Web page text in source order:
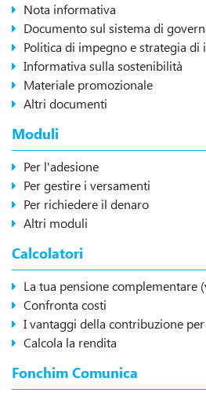
Nota informativa
Documento sul sistema di
Politica di impegno e strategia
Informativa sulla sostenibilità
Materiale promozionale
Altri documenti
Moduli
Per l'adesione
Per gestire i versamenti
Per richiedere il denaro
Altri moduli
Calcolatori
La tua pensione complementare
Confronta costi
I vantaggi della contribuzione
Calcola la rendita
Fonchim Comunica